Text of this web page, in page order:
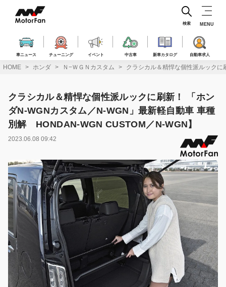
ス
車ニュース チューニング イベント 中古車 新車カタログ 自動車求人
検索 MENU
HOME ホンダ Ｎ−ＷＧＮカスタム クラシカル＆精悍な個性派ルック
クラシカル＆精悍な個性派ルックに刷新！ 「ホン
ダN-WGNカスタム／N-WGN」最新軽自動車 車種
別解 HONDAN-WGN CUSTOM／N-WGN】
2023.06.08 09:42